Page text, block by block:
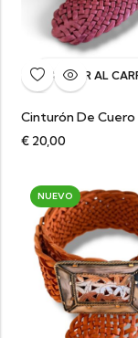
AÑADIR AL
€20,00
NUEVO